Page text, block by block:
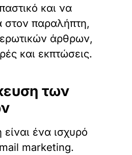
και να
στον παραλήπτη,
άρθρων,
και εκπτώσεις.
των
ένα ισχυρό
marketing.